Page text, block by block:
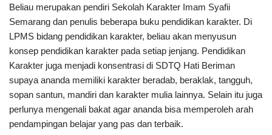
Beliau merupakan pendiri Sekolah Karakter Imam Syafii
Semarang dan penulis beberapa buku pendidikan karakter. Di
LPMS bidang pendidikan karakter, beliau akan menyusun
konsep pendidikan karakter pada setiap jenjang. Pendidikan
Karakter juga menjadi konsentrasi di SDTQ Hati Beriman
supaya ananda memiliki karakter beradab, beraklak, tangguh,
sopan santun, mandiri dan karakter mulia lainnya. Selain itu juga
perlunya mengenali bakat agar ananda bisa memperoleh arah
pendampingan belajar yang pas dan terbaik.